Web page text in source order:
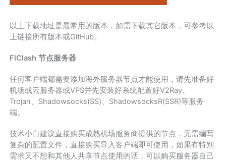
以上下载地址是最常用的版本，如需下载其它版本，可参考以
上链接所有版本或GitHub。
FlClash 节点服务器
任何客户端都需要添加海外服务器节点才能使用，请先准备好
机场或云服务器或VPS并先安装好系统配置好V2Ray、
Trojan、Shadowsocks(SS)、ShadowsocksR(SSR)等服务
端。
技术小白建议直接购买成熟机场服务商提供的节点，无需编写
复杂的配置文件，直接购买导入客户端即可使用，如果有特别
需求又不想和其他人共享节点使用的话，可以购买服务器自己